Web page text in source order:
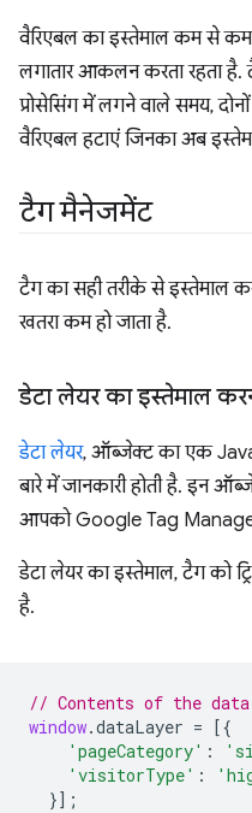
वैरिएबल का इस्तेमाल कम से
लगातार आकलन करता रहता है.
प्रोसेसिंग में लगने वाले समय,
वैरिएबल हटाएं जिनका अब
टैग मैनेजमेंट
टैग का सही तरीके से इस्तेमाल
खतरा कम हो जाता है.
डेटा लेयर का इस्तेमाल
डेटा लेयर, ऑब्जेक्ट का एक
बारे में जानकारी होती है. इन
आपको Google Tag
डेटा लेयर का इस्तेमाल, टैग को
है.
// Contents of the
window.dataLayer =
[{
'pageCategory' :
'visitorType' :
}];